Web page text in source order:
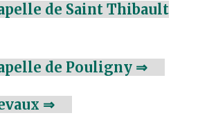
de Saint Thibault
de Pouligny ⇒
⇒